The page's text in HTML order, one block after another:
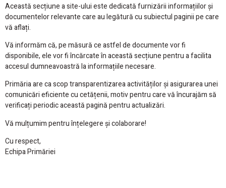
Această secțiune a site-ului este dedicată furnizării informațiilor și
documentelor relevante care au legătură cu subiectul paginii pe care
vă aflați.
Vă informăm că, pe măsură ce astfel de documente vor fi
disponibile, ele vor fi încărcate în această secțiune pentru a facilita
accesul dumneavoastră la informațiile necesare.
Primăria are ca scop transparentizarea activităților și asigurarea unei
comunicări eficiente cu cetățenii, motiv pentru care vă încurajăm să
verificați periodic această pagină pentru actualizări.
Vă mulțumim pentru înțelegere și colaborare!
Cu respect,
Echipa Primăriei